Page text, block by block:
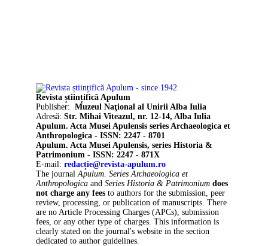
Revista științifică Apulum
Publisher: Muzeul Naţional al Unirii Alba Iulia
Adresă: Str. Mihai Viteazul, nr. 12-14, Alba Iulia
Apulum. Acta Musei Apulensis series Archaeologica et
Anthropologica - ISSN: 2247 - 8701
Apulum. Acta Musei Apulensis, series Historia &
Patrimonium - ISSN: 2247 - 871X
E-mail: redacție@revista-apulum.ro
The journal Apulum. Series Archaeologica et
Anthropologica and Series Historia & Patrimonium does
not charge any fees to authors for the submission, peer
review, processing, or publication of manuscripts. There
are no Article Processing Charges (APCs), submission
fees, or any other type of charges. This information is
clearly stated on the journal's website in the section
dedicated to author guidelines.